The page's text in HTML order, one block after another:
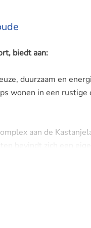
biedt aan:
duurzaam en
wonen in een
aan de
bevindt zich een